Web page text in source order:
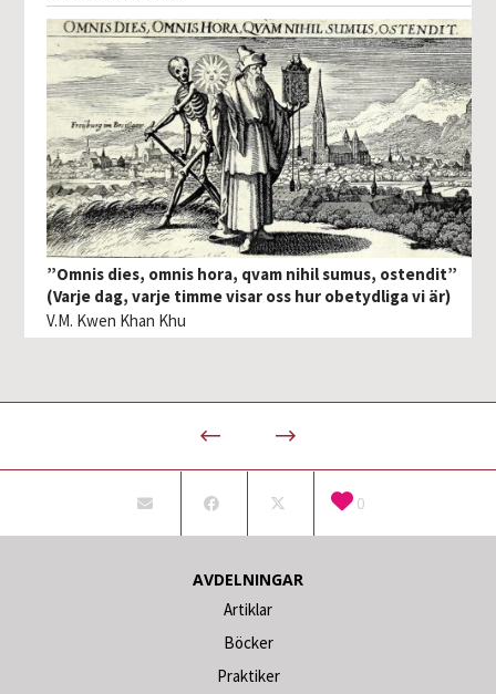
”Omnis dies, omnis hora, qvam nihil sumus, ostendit”
(Varje dag, varje timme visar oss hur obetydliga vi är)
V.M. Kwen Khan Khu
0
AVDELNINGAR
Artiklar
Böcker
Praktiker